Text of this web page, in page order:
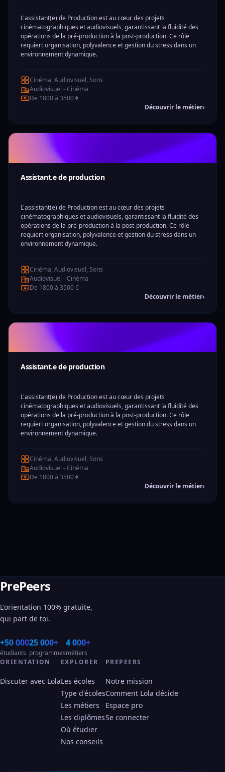
L'assistant(e) de Production est au cœur des projets
cinématographiques et audiovisuels, garantissant la fluidité des
opérations de la pré-production à la post-production. Ce rôle
requiert organisation, polyvalence et gestion du stress dans un
environnement dynamique.
Cinéma, Audiovisuel, Sons
Audiovisuel - Cinéma
De 1800 à 3500 €
Découvrir le métier›
Assistant.e de production
L'assistant(e) de Production est au cœur des projets
cinématographiques et audiovisuels, garantissant la fluidité des
opérations de la pré-production à la post-production. Ce rôle
requiert organisation, polyvalence et gestion du stress dans un
environnement dynamique.
Cinéma, Audiovisuel, Sons
Audiovisuel - Cinéma
De 1800 à 3500 €
Découvrir le métier›
Assistant.e de production
L'assistant(e) de Production est au cœur des projets
cinématographiques et audiovisuels, garantissant la fluidité des
opérations de la pré-production à la post-production. Ce rôle
requiert organisation, polyvalence et gestion du stress dans un
environnement dynamique.
Cinéma, Audiovisuel, Sons
Audiovisuel - Cinéma
De 1800 à 3500 €
Découvrir le métier›
PrePeers
L'orientation 100% gratuite,
qui part de toi.
+50 000
étudiants
25 000+
programmes
4 000+
métiers
ORIENTATION
Discuter avec Lola
EXPLORER
Les écoles
Type d'écoles
Les métiers
Les diplômes
Où étudier
Nos conseils
PREPEERS
Notre mission
Comment Lola décide
Espace pro
Se connecter